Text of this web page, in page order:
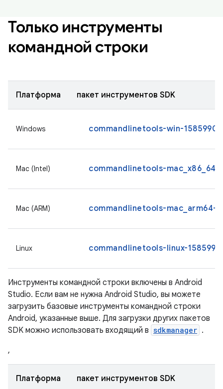
Только инструменты
командной строки
Платформа пакет инструментов SDK
Windows commandlinetools-win-
Mac (Intel) commandlinetools-
Mac (ARM) commandlinetools-mac_arm64-
Linux commandlinetools-linux-
Инструменты командной строки включены в Android
Studio. Если вам не нужна Android Studio, вы можете
загрузить базовые инструменты командной строки
Android, указанные выше. Для загрузки других пакетов
SDK можно использовать входящий в sdkmanager .
,
Платформа пакет инструментов SDK